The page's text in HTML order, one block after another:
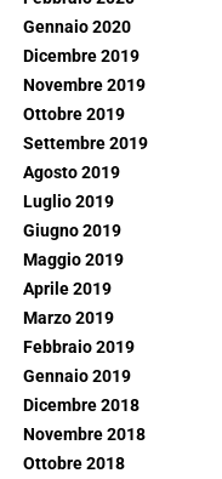
Gennaio 2020
Dicembre 2019
Novembre 2019
Ottobre 2019
Settembre 2019
Agosto 2019
Luglio 2019
Giugno 2019
Maggio 2019
Aprile 2019
Marzo 2019
Febbraio 2019
Gennaio 2019
Dicembre 2018
Novembre 2018
Ottobre 2018